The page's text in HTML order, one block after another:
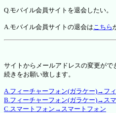
Q.モバイル会員サイトを退会したい。
A.モバイル会員サイトの退会はこちら
サイトからメールアドレスの変更が
続きをお願い致します。
A.フィーチャーフォン(ガラケー)→フ
B.フィーチャーフォン(ガラケー)→ス
C.スマートフォン→スマートフォン